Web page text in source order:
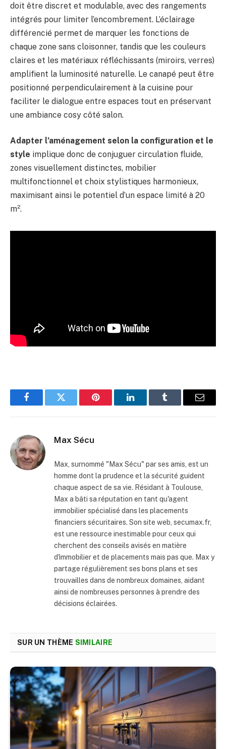
doit être discret et modulable, avec des rangements
intégrés pour limiter l’encombrement. L’éclairage
différencié permet de marquer les fonctions de
chaque zone sans cloisonner, tandis que les couleurs
claires et les matériaux réfléchissants (miroirs, verres)
amplifient la luminosité naturelle. Le canapé peut être
positionné perpendiculairement à la cuisine pour
faciliter le dialogue entre espaces tout en préservant
une ambiance cosy côté salon.
Adapter l’aménagement selon la configuration et le
style implique donc de conjuguer circulation fluide,
zones visuellement distinctes, mobilier
multifonctionnel et choix stylistiques harmonieux,
maximisant ainsi le potentiel d’un espace limité à 20
m².
FacebookTwitter Pinterest LinkedInTumblr Email
Max Sécu
Max, surnommé "Max Sécu" par ses amis, est un
homme dont la prudence et la sécurité guident
chaque aspect de sa vie. Résidant à Toulouse,
Max a bâti sa réputation en tant qu'agent
immobilier spécialisé dans les placements
financiers sécuritaires. Son site web, secumax.fr,
est une ressource inestimable pour ceux qui
cherchent des conseils avisés en matière
d'immobilier et de placements mais pas que. Max y
partage régulièrement ses bons plans et ses
trouvailles dans de nombreux domaines, aidant
ainsi de nombreuses personnes à prendre des
décisions éclairées.
SUR UN THÈME SIMILAIRE